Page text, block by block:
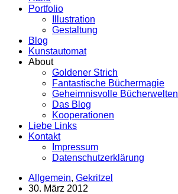
Portfolio
Illustration
Gestaltung
Blog
Kunstautomat
About
Goldener Strich
Fantastische Büchermagie
Geheimnisvolle Bücherwelten
Das Blog
Kooperationen
Liebe Links
Kontakt
Impressum
Datenschutzerklärung
Allgemein, Gekritzel
30. März 2012